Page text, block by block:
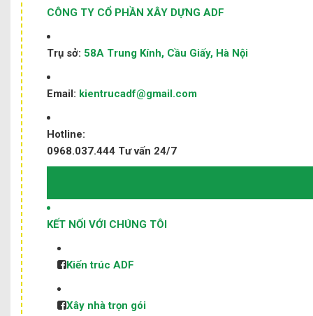
CÔNG TY CỔ PHẦN XÂY DỰNG ADF
Trụ sở: 58A Trung Kính, Cầu Giấy, Hà Nội
Email: kientrucadf@gmail.com
Hotline:
0968.037.444 Tư vấn 24/7
KẾT NỐI VỚI CHÚNG TÔI
Kiến trúc ADF
Xây nhà trọn gói